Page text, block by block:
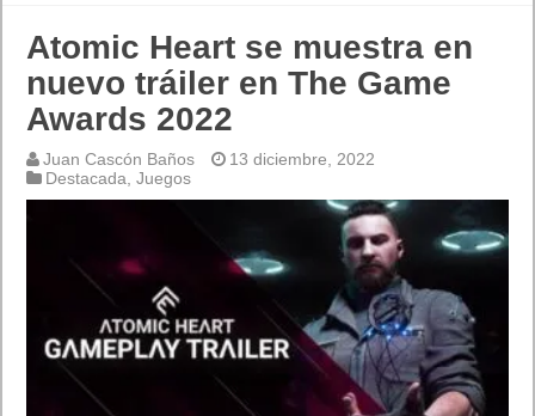
Atomic Heart se muestra en
nuevo tráiler en The Game
Awards 2022
Juan Cascón Baños
13 diciembre, 2022
Destacada ,Juegos